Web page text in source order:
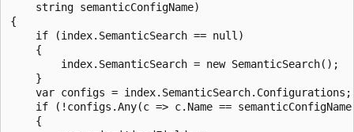
    string semanticConfigName)
{
    if (index.SemanticSearch == null)
    {
        index.SemanticSearch = new SemanticSearch();
    }
    var configs = index.SemanticSearch.Configurations;
if (!configs.Any(c => c.Name ==
    {